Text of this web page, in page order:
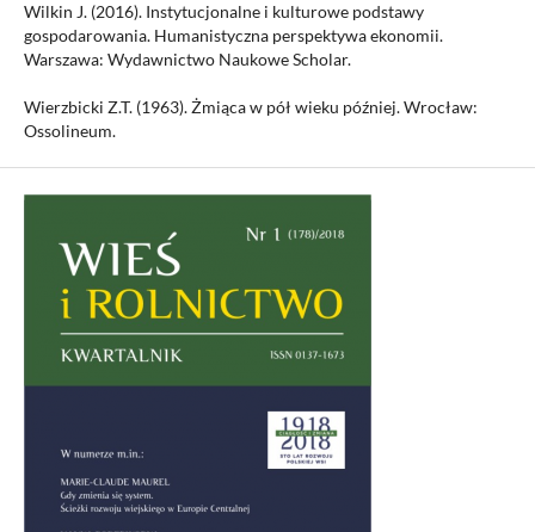
Wilkin J. (2016). Instytucjonalne i kulturowe podstawy
gospodarowania. Humanistyczna perspektywa ekonomii.
Warszawa: Wydawnictwo Naukowe Scholar.
Wierzbicki Z.T. (1963). Żmiąca w pół wieku później. Wrocław:
Ossolineum.